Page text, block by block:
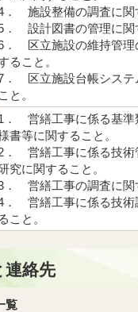
． 施設整備の調査に関
． 設計図書の管理に関
． 区立施設の維持管理
ること。
． 区立施設台帳システ
こと。
． 営繕工事に係る基準
書等に関すること。
． 営繕工事に係る技術
究に関すること。
． 営繕工事の調査に関
． 営繕工事に係る技術
ること。
連絡先
覧